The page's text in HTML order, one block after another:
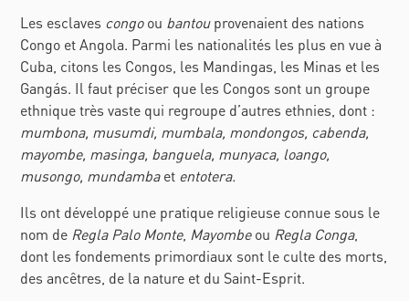
Les esclaves congoou bantouprovenaient des nations
Congo et Angola. Parmi les nationalités les plus en vue à
Cuba, citons les Congos, les Mandingas, les Minas et les
Gangás. Il faut préciser que les Congos sont un groupe
ethnique très vaste qui regroupe d’autres ethnies, dont :
mumbona, musumdi, mumbala, mondongos, cabenda,
mayombe, masinga, banguela, munyaca, loango,
musongo, mundambaet entotera.
Ils ont développé une pratique religieuse connue sous le
nom de Regla Palo Monte, Mayombeou Regla Conga,
dont les fondements primordiaux sont le culte des morts,
des ancêtres, de la nature et du Saint-Esprit.